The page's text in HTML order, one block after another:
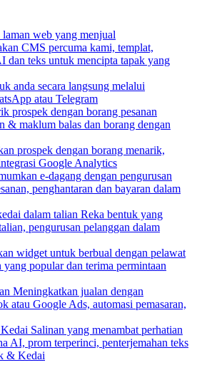
web yang menjual
CMS percuma kami, templat,
dan teks untuk mencipta tapak yang
anda secara langsung melalui
atau Telegram
prospek dengan borang pesanan
& maklum balas dan borang dengan
prospek dengan borang menarik,
Google Analytics
e-dagang dengan pengurusan
penghantaran dan bayaran dalam
dalam talian Reka bentuk yang
pengurusan pelanggan dalam
widget untuk berbual dengan pelawat
yang popular dan terima permintaan
Meningkatkan jualan dengan
atau Google Ads, automasi pemasaran,
Salinan yang menambat perhatian
AI, prom terperinci, penterjemahan teks
& Kedai